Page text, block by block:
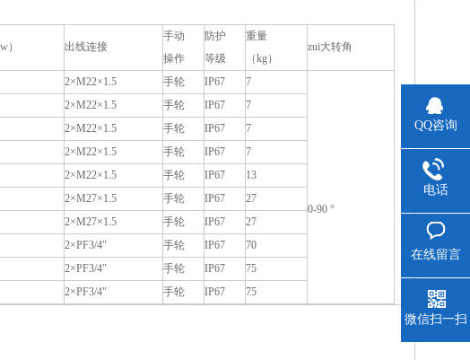
） 出线连接
手动
操作
防护
等级
重量
（kg）
zui大转角
2×M22×1.5 手轮 IP67 7
0-90 °
2×M22×1.5 手轮 IP67
7
2×M22×1.5 手轮 IP67
7
2×M22×1.5 手轮 IP67
7
2×M22×1.5 手轮 IP67
13
2×M27×1.5 手轮 IP67
27
2×M27×1.5 手轮 IP67
27
2×PF3/4" 手轮 IP67
70
2×PF3/4" 手轮 IP67
75
2×PF3/4" 手轮 IP67 75
QQ咨询
电话
在线留言
微信扫一扫